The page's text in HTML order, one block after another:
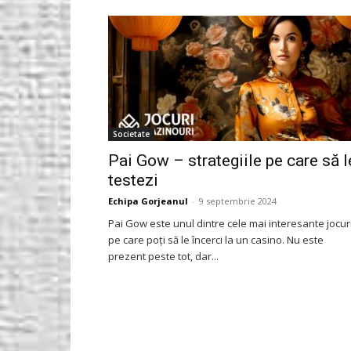
Gorjeanul.ro
Societate
Pai Gow – strategiile pe care să
testezi
Echipa Gorjeanul - 9 septembrie 2024
Pai Gow este unul dintre cele mai interesante
pe care poți să le încerci la un casino. Nu este
prezent peste tot, dar...